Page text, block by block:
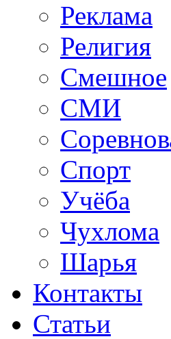
Реклама
Религия
Смешное
СМИ
Спорт
Учёба
Чухлома
Шарья
Контакты
Статьи